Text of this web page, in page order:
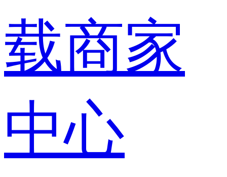
载商家
中心